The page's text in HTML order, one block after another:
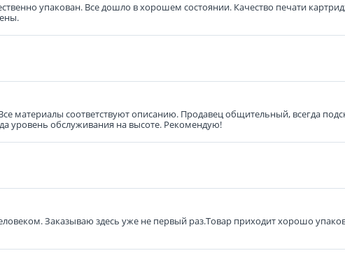
упакован. Все дошло в хорошем состоянии. Качество печати
материалы соответствуют описанию. Продавец общительный, всегда
уровень обслуживания на высоте. Рекомендую!
Заказываю здесь уже не первый раз.Товар приходит хорошо